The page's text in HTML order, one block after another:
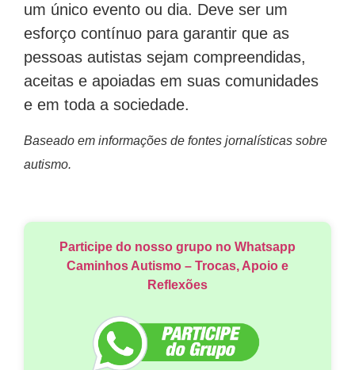
um único evento ou dia. Deve ser um
esforço contínuo para garantir que as
pessoas autistas sejam compreendidas,
aceitas e apoiadas em suas comunidades
e em toda a sociedade.
Baseado em informações de fontes jornalísticas sobre
autismo.
Participe do nosso grupo no Whatsapp
Caminhos Autismo – Trocas, Apoio e
Reflexões